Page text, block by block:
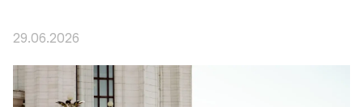
29.06.2026